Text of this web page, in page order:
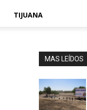
TIJUANA
MAS LEÍDOS